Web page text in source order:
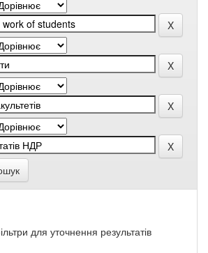
для уточнення результатів